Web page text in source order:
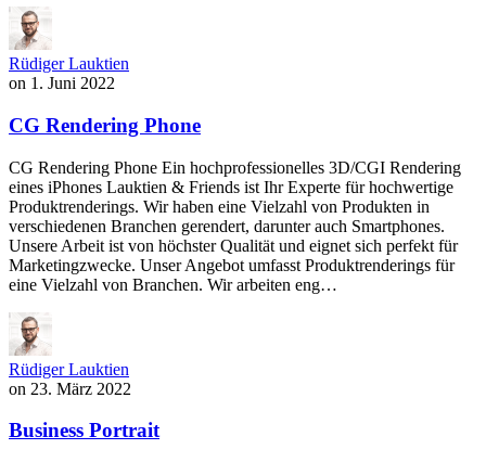
Rüdiger Lauktien
on 1. Juni 2022
CG Rendering Phone
CG Rendering Phone Ein hochprofessionelles 3D/CGI Rendering
eines iPhones Lauktien & Friends ist Ihr Experte für hochwertige
Produktrenderings. Wir haben eine Vielzahl von Produkten in
verschiedenen Branchen gerendert, darunter auch Smartphones.
Unsere Arbeit ist von höchster Qualität und eignet sich perfekt für
Marketingzwecke. Unser Angebot umfasst Produktrenderings für
eine Vielzahl von Branchen. Wir arbeiten eng…
Rüdiger Lauktien
on 23. März 2022
Business Portrait